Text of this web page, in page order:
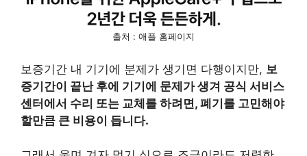
출처 : 애플 홈페이지
보증기간 내 기기에 분제가 생기면 다행이지만, 보
증기간이 끝난 후에 기기에 문제가 생겨 공식 서비스
센터에서 수리 또는 교체를 하려면, 폐기를 고민해야
할만큼 큰 비용이 듭니다.